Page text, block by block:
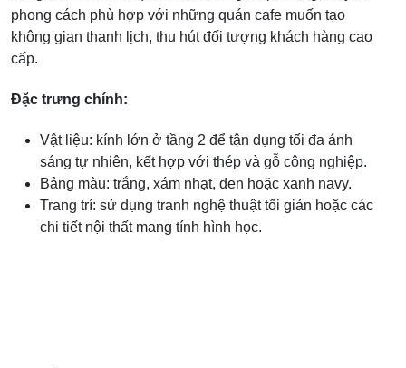
phong cách phù hợp với những quán cafe muốn tạo
không gian thanh lịch, thu hút đối tượng khách hàng cao
cấp.
Đặc trưng chính:
Vật liệu: kính lớn ở tầng 2 để tận dụng tối đa ánh
sáng tự nhiên, kết hợp với thép và gỗ công nghiệp.
Bảng màu: trắng, xám nhạt, đen hoặc xanh navy.
Trang trí: sử dụng tranh nghệ thuật tối giản hoặc các
chi tiết nội thất mang tính hình học.